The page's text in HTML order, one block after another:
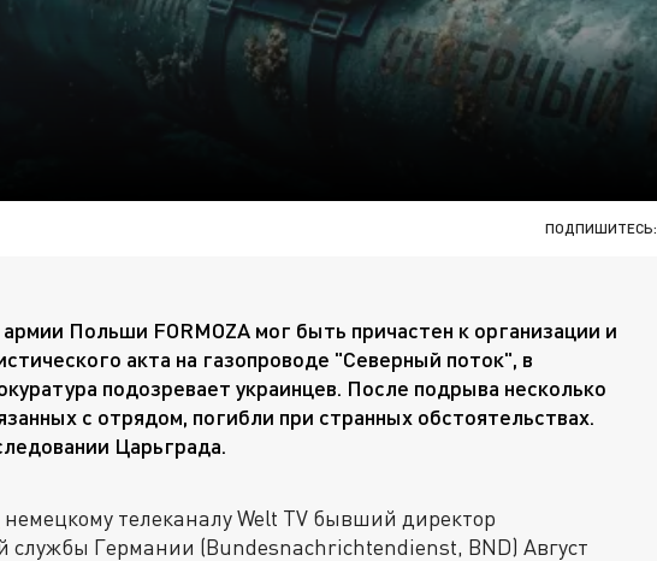
ПОДПИШИТЕСЬ:
Польши FORMOZA мог быть причастен к организации и
акта на газопроводе "Северный поток", в
подозревает украинцев. После подрыва несколько
с отрядом, погибли при странных обстоятельствах.
Царьграда.
немецкому телеканалу Welt TV бывший директор
службы Германии (Bundesnachrichtendienst, BND) Август